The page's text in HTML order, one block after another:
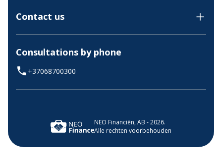
Contact us
Consultations by phone
+37068700300
NEO Financiën, AB - 2026.
Alle rechten voorbehouden